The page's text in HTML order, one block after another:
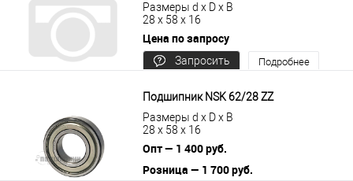
Размеры d x D x B
28 x 58 x 16
Цена по запросу
Запросить
Подробнее
Подшипник NSK 62/28 ZZ
Размеры d x D x B
28 x 58 x 16
Опт — 1 400 руб.
Розница — 1 700 руб.